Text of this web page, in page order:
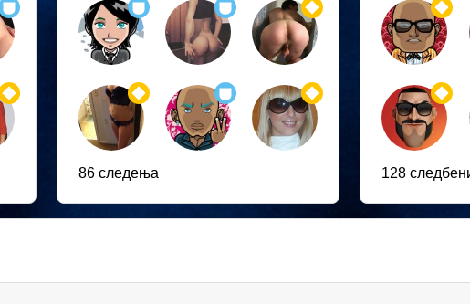
86 следења 128